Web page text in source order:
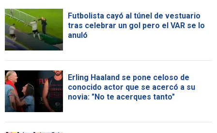
Futbolista cayó al túnel de vestuario
tras celebrar un gol pero el VAR se lo
anuló
Erling Haaland se pone celoso de
conocido actor que se acercó a su
novia: "No te acerques tanto"